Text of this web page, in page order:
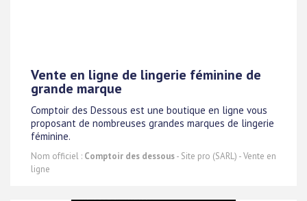
Vente en ligne de lingerie féminine de
grande marque
Comptoir des Dessous est une boutique en ligne vous
proposant de nombreuses grandes marques de lingerie
féminine.
Nom officiel : Comptoir des dessous- Site pro (SARL) - Vente en
ligne